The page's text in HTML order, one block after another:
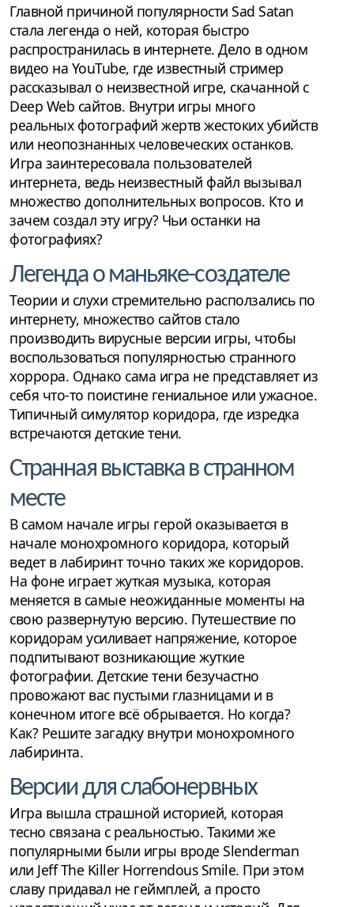
Главной причиной популярности Sad Satan
стала легенда о ней, которая быстро
распространилась в интернете. Дело в одном
видео на YouTube, где известный стример
рассказывал о неизвестной игре, скачанной с
Deep Web сайтов. Внутри игры много
реальных фотографий жертв жестоких убийств
или неопознанных человеческих останков.
Игра заинтересовала пользователей
интернета, ведь неизвестный файл вызывал
множество дополнительных вопросов. Кто и
зачем создал эту игру? Чьи останки на
фотографиях?
Легенда о маньяке-создателе
Теории и слухи стремительно расползались по
интернету, множество сайтов стало
производить вирусные версии игры, чтобы
воспользоваться популярностью странного
хоррора. Однако сама игра не представляет из
себя что-то поистине гениальное или ужасное.
Типичный симулятор коридора, где изредка
встречаются детские тени.
Странная выставка в странном
месте
В самом начале игры герой оказывается в
начале монохромного коридора, который
ведет в лабиринт точно таких же коридоров.
На фоне играет жуткая музыка, которая
меняется в самые неожиданные моменты на
свою развернутую версию. Путешествие по
коридорам усиливает напряжение, которое
подпитывают возникающие жуткие
фотографии. Детские тени безучастно
провожают вас пустыми глазницами и в
конечном итоге всё обрывается. Но когда?
Как? Решите загадку внутри монохромного
лабиринта.
Версии для слабонервных
Игра вышла страшной историей, которая
тесно связана с реальностью. Такими же
популярными были игры вроде Slenderman
или Jeff The Killer Horrendous Smile. При этом
славу придавал не геймплей, а просто